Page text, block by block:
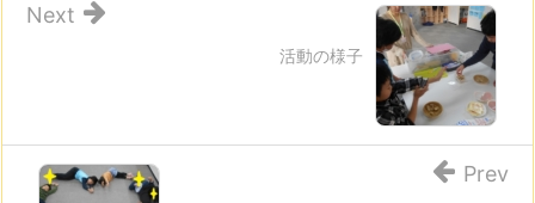
活動の様子
Next
Prev